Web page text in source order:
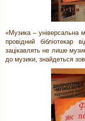
«Музика – універсальна
провідний бібліотекар
зацікавлять не лише
до музики, знайдеться